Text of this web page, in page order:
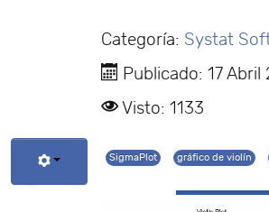
Categoría: Systat
Publicado: 17 Abril
Visto: 1133
SigmaPlot gráfico de violín